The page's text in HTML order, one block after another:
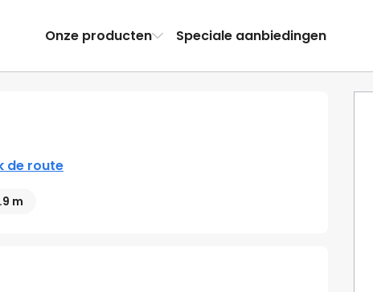
Onze producten Speciale aanbiedingen
de route
m